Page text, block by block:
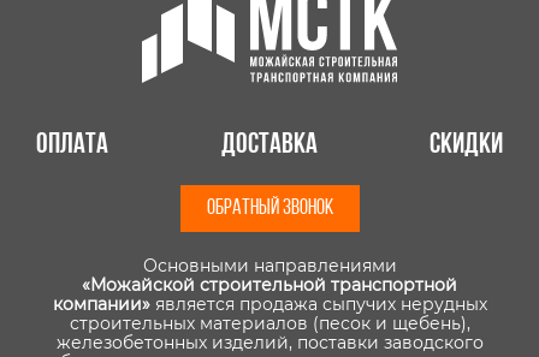
Оплата Доставка Скидки
ОБРАТНЫЙ ЗВОНОК
Основными направлениями
«Можайской строительной транспортной
компании»является продажа сыпучих нерудных
строительных материалов (песок и щебень),
железобетонных изделий, поставки заводского